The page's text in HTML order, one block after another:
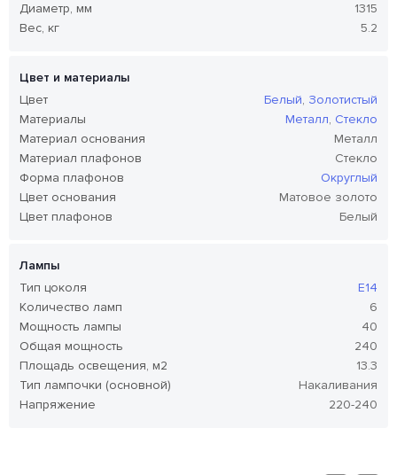
Диаметр, мм
1315
Вес, кг
5.2
Цвет и материалы
Цвет
Белый, Золотистый
Материалы
Металл, Стекло
Материал основания
Металл
Материал плафонов
Стекло
Форма плафонов
Округлый
Цвет основания
Матовое золото
Цвет плафонов
Белый
Лампы
Тип цоколя
E14
Количество ламп
6
Мощность лампы
40
Общая мощность
240
Площадь освещения, м2
13.3
Тип лампочки (основной)
Накаливания
Напряжение
220-240